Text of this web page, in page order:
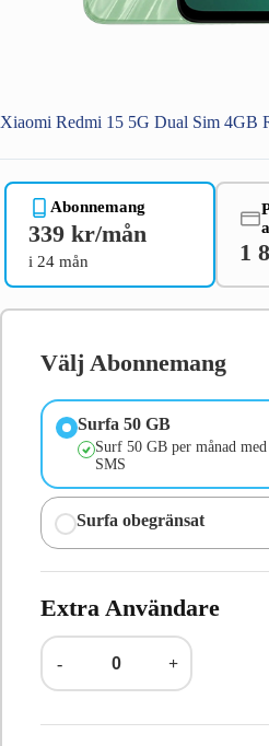
Xiaomi Redmi 15 5G Dual Sim 4GB
Abonnemang
339 kr/mån
i 24 mån 1
Välj Abonnemang
Surfa 50 GB
Surf 50 GB per månad
SMS
Surfa obegränsat
Extra Användare
- +